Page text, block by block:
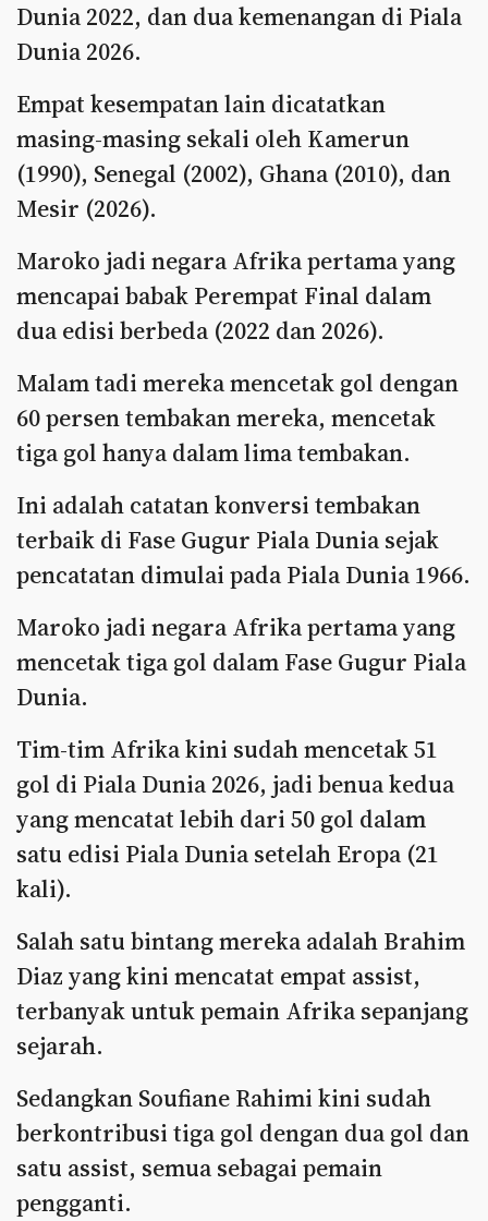
Dunia 2022, dan dua kemenangan di Piala
Dunia 2026.
Empat kesempatan lain dicatatkan
masing-masing sekali oleh Kamerun
(1990), Senegal (2002), Ghana (2010), dan
Mesir (2026).
Maroko jadi negara Afrika pertama yang
mencapai babak Perempat Final dalam
dua edisi berbeda (2022 dan 2026).
Malam tadi mereka mencetak gol dengan
60 persen tembakan mereka, mencetak
tiga gol hanya dalam lima tembakan.
Ini adalah catatan konversi tembakan
terbaik di Fase Gugur Piala Dunia sejak
pencatatan dimulai pada Piala Dunia 1966.
Maroko jadi negara Afrika pertama yang
mencetak tiga gol dalam Fase Gugur Piala
Dunia.
Tim-tim Afrika kini sudah mencetak 51
gol di Piala Dunia 2026, jadi benua kedua
yang mencatat lebih dari 50 gol dalam
satu edisi Piala Dunia setelah Eropa (21
kali).
Salah satu bintang mereka adalah Brahim
Diaz yang kini mencatat empat assist,
terbanyak untuk pemain Afrika sepanjang
sejarah.
Sedangkan Soufiane Rahimi kini sudah
berkontribusi tiga gol dengan dua gol dan
satu assist, semua sebagai pemain
pengganti.